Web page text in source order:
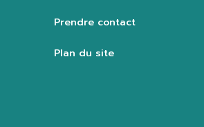
Prendre contact
Plan du site